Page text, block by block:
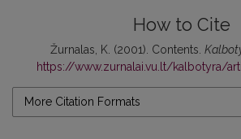
How to Cite
Žurnalas, K. (2001). Contents.
https://www.zurnalai.vu.lt/kalbotyra/
More Citation Formats